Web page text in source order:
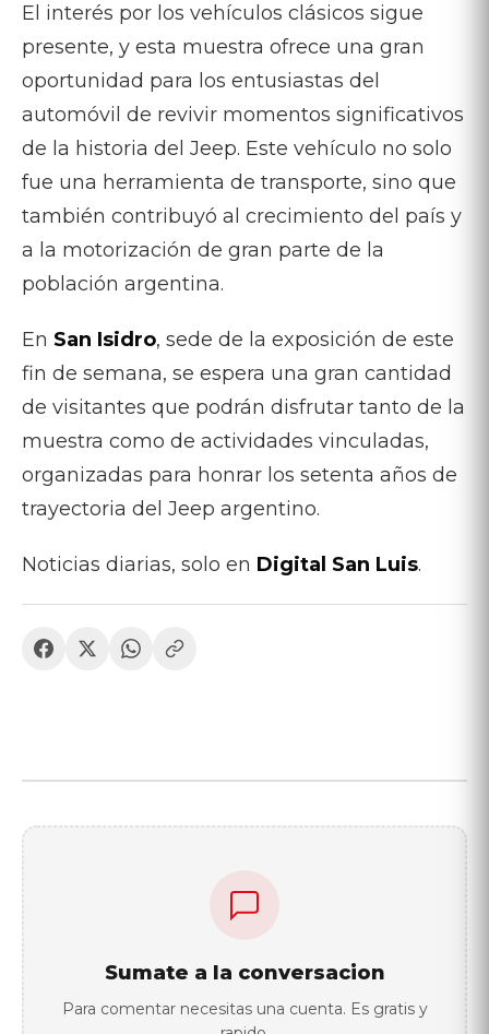
El interés por los vehículos clásicos sigue
presente, y esta muestra ofrece una gran
oportunidad para los entusiastas del
automóvil de revivir momentos significativos
de la historia del Jeep. Este vehículo no solo
fue una herramienta de transporte, sino que
también contribuyó al crecimiento del país y
a la motorización de gran parte de la
población argentina.
En San Isidro, sede de la exposición de este
fin de semana, se espera una gran cantidad
de visitantes que podrán disfrutar tanto de la
muestra como de actividades vinculadas,
organizadas para honrar los setenta años de
trayectoria del Jeep argentino.
Noticias diarias, solo en Digital San Luis.
Sumate a la conversacion
Para comentar necesitas una cuenta. Es gratis y